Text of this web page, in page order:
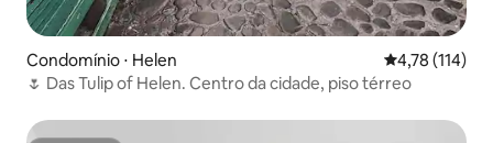
Condomínio ⋅ Helen 4,78 de uma
4,78 (114)
🌷 Das Tulip of Helen. Centro da cidade, piso térreo